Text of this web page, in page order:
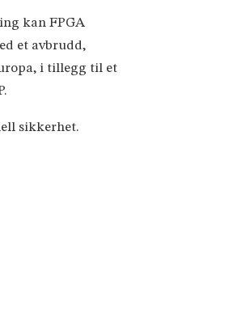
kan FPGA
et avbrudd,
i tillegg til et
sikkerhet.